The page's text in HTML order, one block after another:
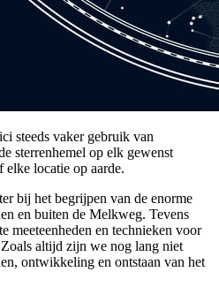
steeds vaker gebruik van
sterrenhemel op elk gewenst
locatie op aarde.
bij het begrijpen van de enorme
en buiten de Melkweg. Tevens
meeteenheden en technieken voor
altijd zijn we nog lang niet
ontwikkeling en ontstaan van het